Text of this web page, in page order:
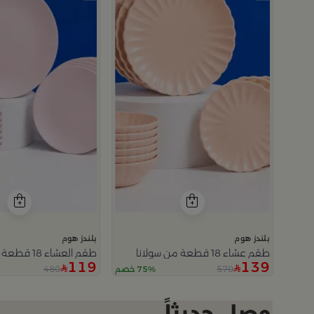
بلندز هوم
طقم عشاء 18 قطعة من سولانا
139
570 75% خصم
بلندز هوم
طقم العشاء 18 قطعة من سولانا
119
480